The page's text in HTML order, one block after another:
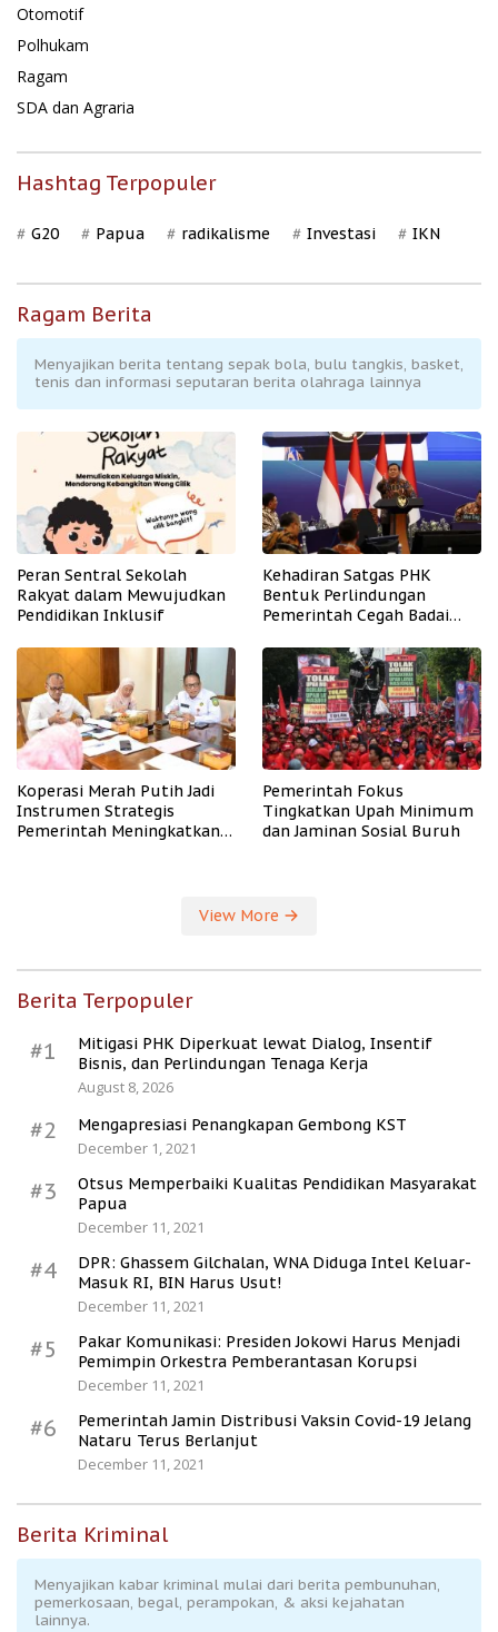
Otomotif
Polhukam
Ragam
SDA dan Agraria
Hashtag Terpopuler
G20 Papua radikalisme Investasi IKN
Ragam Berita
Menyajikan berita tentang sepak bola, bulu tangkis, basket,
tenis dan informasi seputaran berita olahraga lainnya
Peran Sentral Sekolah
Rakyat dalam Mewujudkan
Pendidikan Inklusif
Kehadiran Satgas PHK
Bentuk Perlindungan
Pemerintah Cegah Badai
Koperasi Merah Putih Jadi
Instrumen Strategis
Pemerintah Meningkatkan
Pemerintah Fokus
Tingkatkan Upah Minimum
dan Jaminan Sosial Buruh
View More
Berita Terpopuler
#1
Mitigasi PHK Diperkuat lewat Dialog, Insentif
Bisnis, dan Perlindungan Tenaga Kerja
August 8, 2026
#2
Mengapresiasi Penangkapan Gembong KST
December 1, 2021
#3
Otsus Memperbaiki Kualitas Pendidikan Masyarakat
Papua
December 11, 2021
#4
DPR: Ghassem Gilchalan, WNA Diduga Intel Keluar-
Masuk RI, BIN Harus Usut!
December 11, 2021
#5
Pakar Komunikasi: Presiden Jokowi Harus Menjadi
Pemimpin Orkestra Pemberantasan Korupsi
December 11, 2021
#6
Pemerintah Jamin Distribusi Vaksin Covid-19 Jelang
Nataru Terus Berlanjut
December 11, 2021
Berita Kriminal
Menyajikan kabar kriminal mulai dari berita pembunuhan,
pemerkosaan, begal, perampokan, & aksi kejahatan
lainnya.